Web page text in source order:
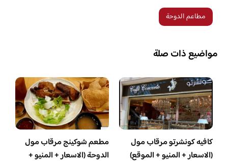
مطاعم الدوحة
مواضيع ذات صلة
كافيه كونشرتو مرقاب مول
(الاسعار + المنيو + الموقع)
مطعم شوكينج مرقاب مول
الدوحة (الاسعار + المنيو +